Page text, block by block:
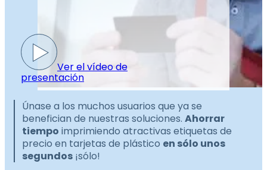
Ver el vídeo de
presentación
Únase a los muchos usuarios que ya se
benefician de nuestras soluciones. Ahorrar
tiempo imprimiendo atractivas etiquetas de
precio en tarjetas de plástico en sólo unos
segundos ¡sólo!